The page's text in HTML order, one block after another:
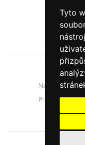
Tyto
O nás
Naše autobusy
Prodej a servis
Kontakty